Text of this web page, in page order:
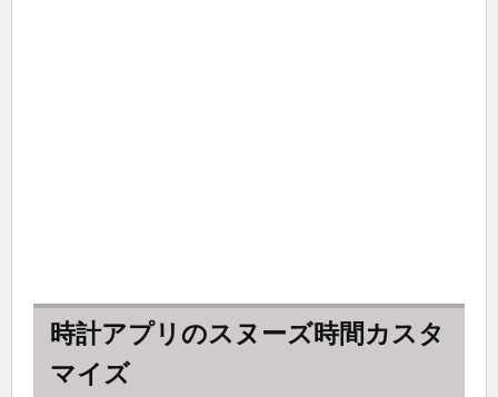
時計アプリのスヌーズ時間カスタ
マイズ